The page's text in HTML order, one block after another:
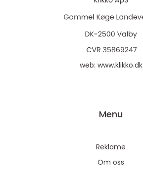
web: www.klikko.dk
Menu
Reklame
Om oss